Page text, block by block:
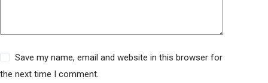
Save my name, email and website in this browser for
the next time I comment.